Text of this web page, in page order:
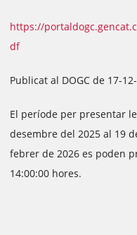
https://
df
Publicat al DOGC de 17-
El període per presentar
desembre del 2025 al 19
febrer de 2026 es poden
14:00:00 hores.